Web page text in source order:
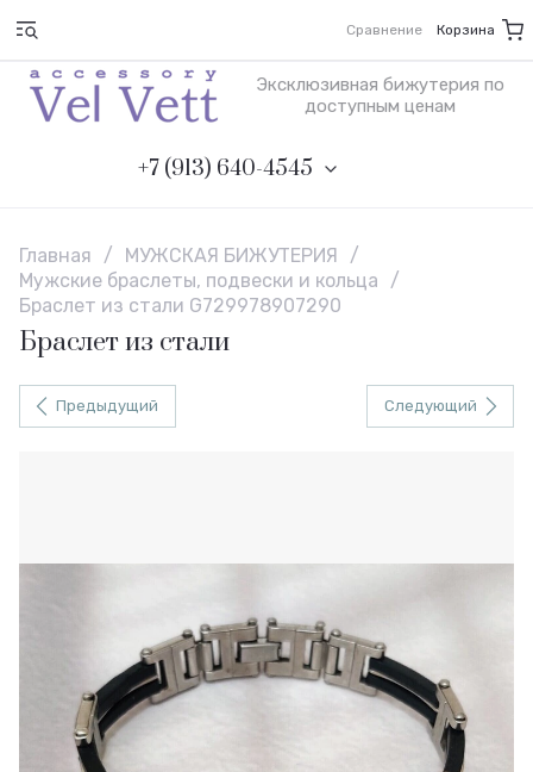
Сравнение Корзина
Эксклюзивная бижутерия по
доступным ценам
+7 (913) 640-4545
Главная / МУЖСКАЯ БИЖУТЕРИЯ
/
Мужские браслеты, подвески и кольца
/
Браслет из стали G729978907290
Браслет из стали
Предыдущий Следующий